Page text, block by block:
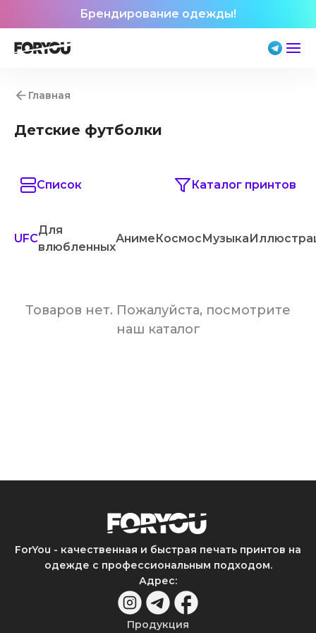
Брендирование одежды!
Главная
Детские футболки
Список Каталог принтов
UFC
Для
влюбленных
АнимеКосмосМузыка
Товаров нет. Пожалуйста, посмотрите
наш каталог
ForYou - качественная и быстрая печать принтов на
одежде с профессиональным подходом.
Адрес:
Продукция